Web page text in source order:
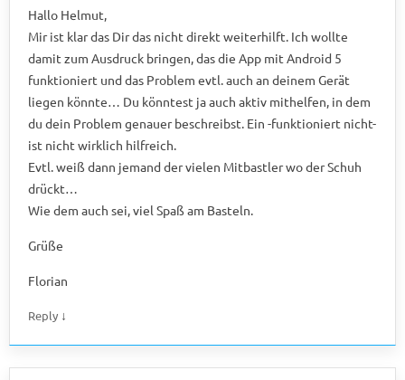
Hallo Helmut,
Mir ist klar das Dir das nicht direkt weiterhilft. Ich wollte
damit zum Ausdruck bringen, das die App mit Android 5
funktioniert und das Problem evtl. auch an deinem Gerät
liegen könnte… Du könntest ja auch aktiv mithelfen, in dem
du dein Problem genauer beschreibst. Ein -funktioniert nicht-
ist nicht wirklich hilfreich.
Evtl. weiß dann jemand der vielen Mitbastler wo der Schuh
drückt…
Wie dem auch sei, viel Spaß am Basteln.
Grüße
Florian
Reply ↓